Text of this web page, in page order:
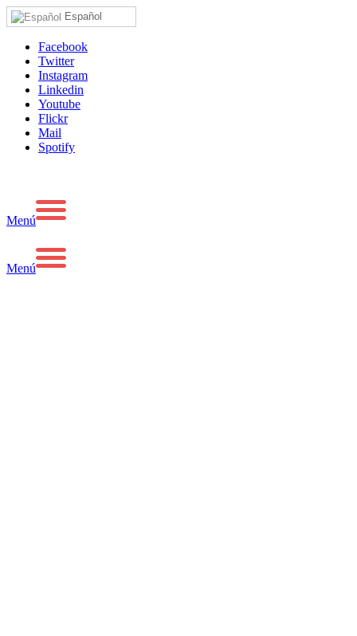
Español
Facebook
Twitter
Instagram
Linkedin
Youtube
Flickr
Mail
Spotify
Menú
Menú